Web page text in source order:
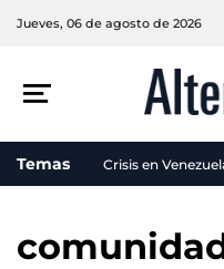
Jueves, 06 de agosto de 2026
Temas Crisis en